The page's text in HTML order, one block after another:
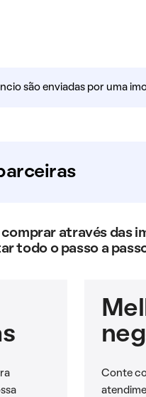
são enviadas por uma
através das
todo o passo a
Conte